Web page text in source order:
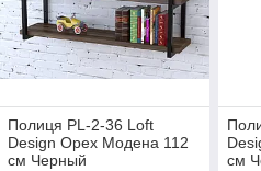
Полиця PL-2-36 Loft
Design Орех Модена 112
см Черный
см